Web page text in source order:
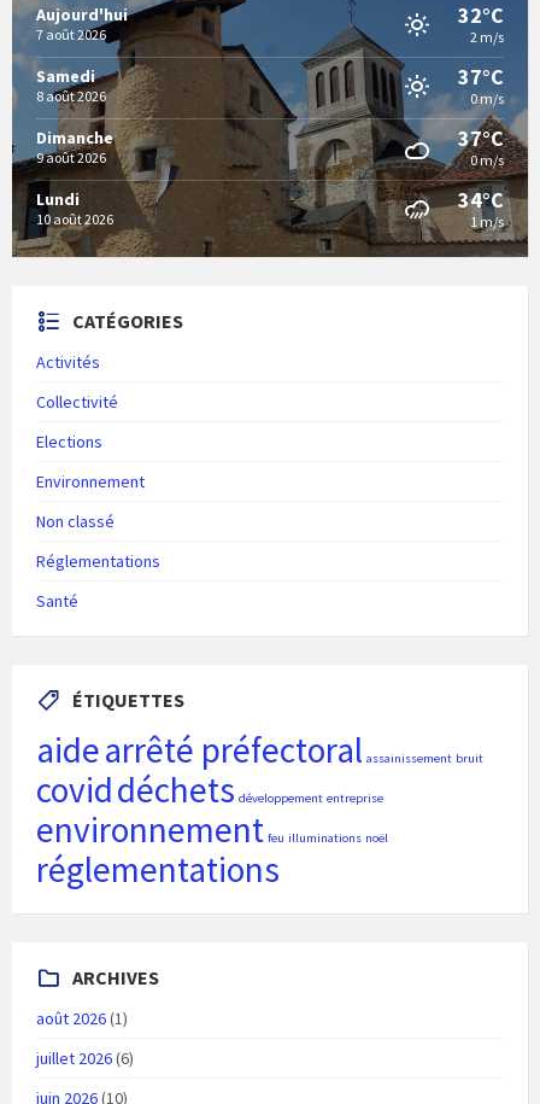
Aujourd'hui
7 août 2026
32°C
2 m/s
Samedi
8 août 2026
37°C
0 m/s
Dimanche
9 août 2026
37°C
0 m/s
Lundi
10 août 2026
34°C
1 m/s
CATÉGORIES
Activités
Collectivité
Elections
Environnement
Non classé
Réglementations
Santé
ÉTIQUETTES
aidearrêté préfectoral assainissement bruit
coviddéchets développement entreprise
environnement feu illuminations noël
réglementations
ARCHIVES
août 2026(1)
juillet 2026(6)
juin 2026(10)